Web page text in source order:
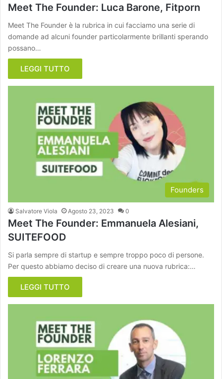
Meet The Founder: Luca Barone, Fitporn
Meet The Founder è la rubrica in cui facciamo una serie di
domande ad alcuni founder particolarmente brillanti sperando
possano…
LEGGI TUTTO
Founders
Salvatore Viola Agosto 23, 2023 0
Meet The Founder: Emmanuela Alesiani,
SUITEFOOD
Si parla sempre di startup e sempre troppo poco di persone.
Per questo abbiamo deciso di creare una nuova rubrica:…
LEGGI TUTTO